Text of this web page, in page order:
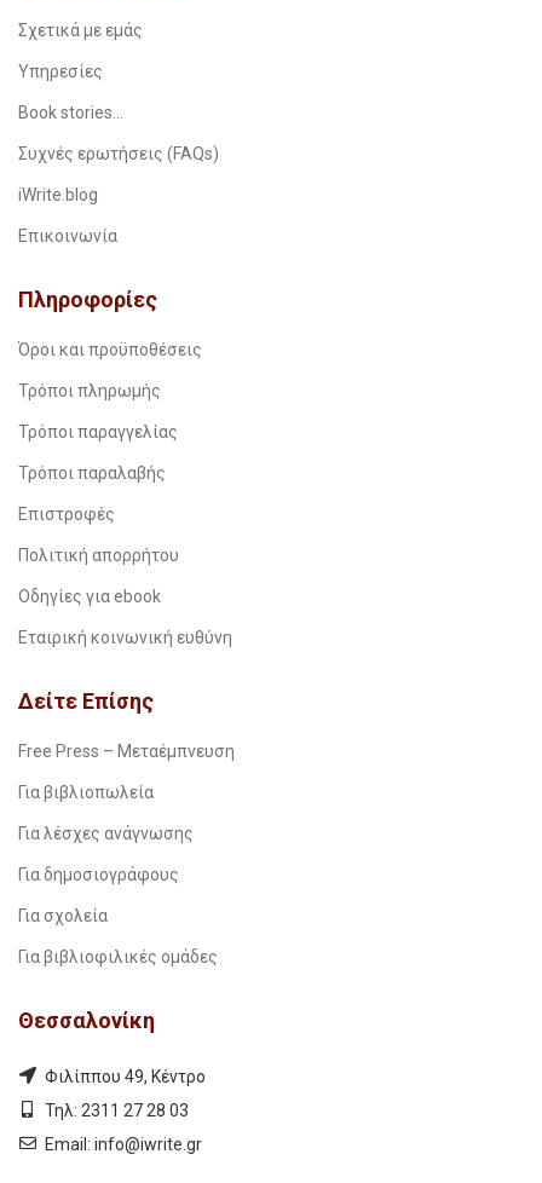
Σχετικά με εμάς
Υπηρεσίες
Book stories…
Συχνές ερωτήσεις (FAQs)
iWrite.blog
Επικοινωνία
Πληροφορίες
Όροι και προϋποθέσεις
Τρόποι πληρωμής
Τρόποι παραγγελίας
Τρόποι παραλαβής
Επιστροφές
Πολιτική απορρήτου
Οδηγίες για ebook
Εταιρική κοινωνική ευθύνη
Δείτε Επίσης
Free Press – Μεταέμπνευση
Για βιβλιοπωλεία
Για λέσχες ανάγνωσης
Για δημοσιογράφους
Για σχολεία
Για βιβλιοφιλικές ομάδες
Θεσσαλονίκη
Φιλίππου 49, Κέντρο
Τηλ: 2311 27 28 03
Εmail: info@iwrite.gr